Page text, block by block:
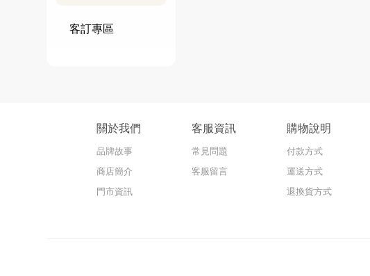
客訂專區
關於我們
品牌故事
商店簡介
門市資訊
客服資訊
常見問題
客服留言
購物說明
付款方式
運送方式
退換貨方式